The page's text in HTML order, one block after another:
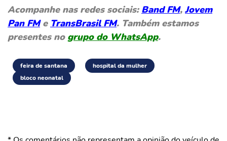
Acompanhe nas redes sociais: Band FM, Jovem
Pan FMe TransBrasil FM. Também estamos
presentes no grupo do WhatsApp.
feira de santana
hospital da mulher
bloco neonatal